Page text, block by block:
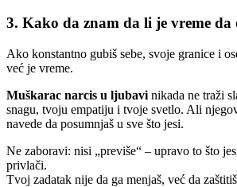
3. Kako da znam da li je vreme da
Ako konstantno gubiš sebe, svoje granice i
već je vreme.
Muškarac narcis u ljubavi nikada ne traži
snagu, tvoju empatiju i tvoje svetlo. Ali
navede da posumnjaš u sve što jesi.
Ne zaboravi: nisi „previše“ – upravo to što
privlači.
Tvoj zadatak nije da ga menjaš, već da